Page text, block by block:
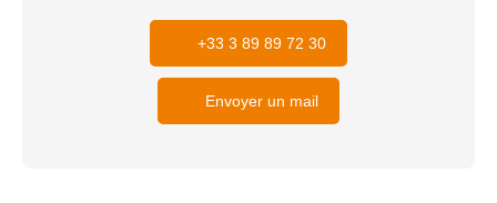
+33 3 89 89 72 30
Envoyer un mail